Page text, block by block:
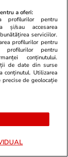
Redactia.ro
Roman de
a oferi:
profilurilor pentru
și/sau accesarea
serviciilor.
profilurilor pentru
profilurilor pentru
conținutului.
de date din surse
conținutul. Utilizarea
de geolocație